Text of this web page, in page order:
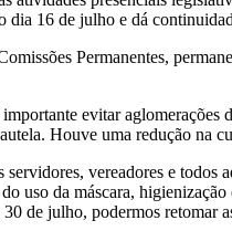
16 de julho e dá
Permanentes,
evitar
Houve uma redução
servidores, vereadores e
uso da máscara,
de julho, podermos retomar